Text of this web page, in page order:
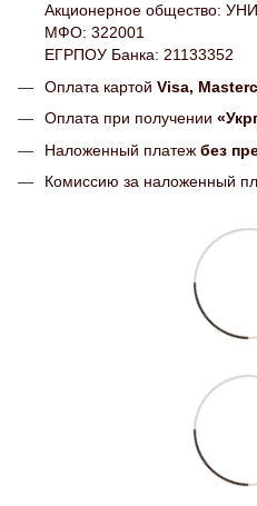
Акционерное общество:
МФО: 322001
ЕГРПОУ Банка: 21133352
Оплата картой Visa,
Оплата при получении
Наложенный платеж без
Комиссию за наложенный